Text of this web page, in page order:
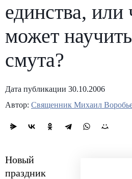
единства, или
может
смута?
Дата публикации 30.10.2006
Автор: Священник Михаил
Новый
праздник